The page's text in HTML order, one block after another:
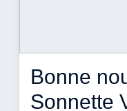
Bonne
Sonnette